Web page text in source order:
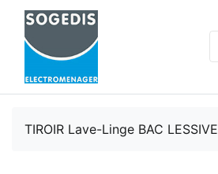
TIROIR Lave-Linge BAC LESSIVE